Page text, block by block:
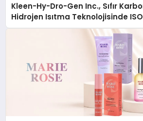
Kleen-Hy-Dro-Gen Inc., Sıfır
Hidrojen Isıtma Teknolojisinde
Düzenleyici Onaylarını Aldı